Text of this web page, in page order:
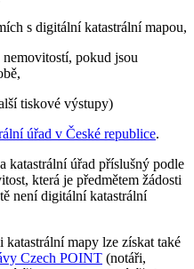
s digitální katastrální mapou,
pokud jsou
tiskové výstupy)
úřad v České republice.
katastrální úřad příslušný podle
která je předmětem žádosti
není digitální katastrální
mapy lze získat také
Czech POINT (notáři,